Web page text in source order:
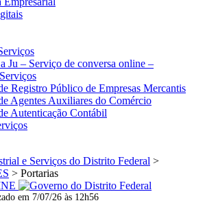
Ju – Serviço de conversa online –
Registro Público de Empresas Mercantis
Agentes Auxiliares do Comércio
Autenticação Contábil
e Serviços do Distrito Federal >
> Portarias
em 7/07/26 às 12h56